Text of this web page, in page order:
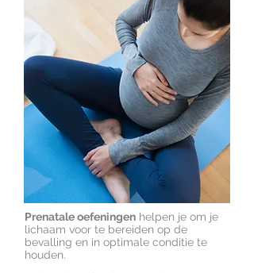
Prenatale oefeningen helpen je om je
lichaam voor te bereiden op de
bevalling en in optimale conditie te
houden.